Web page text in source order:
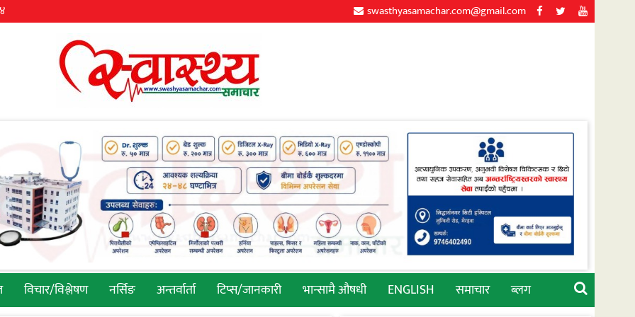
swasthyasamachar.com@gmail.com
विचार/विश्लेषण नर्सिङ अन्तर्वार्ता टिप्स/जानकारी भान्सामै औषधी ENGLISH समाचार ब्लग